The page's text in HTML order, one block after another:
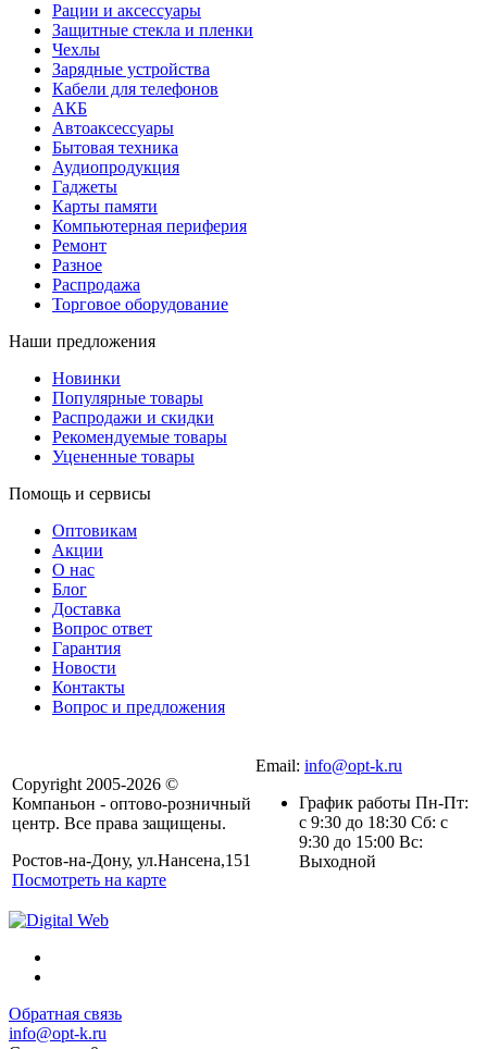
Рации и аксессуары
Защитные стекла и пленки
Чехлы
Зарядные устройства
Кабели для телефонов
АКБ
Автоаксессуары
Бытовая техника
Аудиопродукция
Гаджеты
Карты памяти
Компьютерная периферия
Ремонт
Разное
Распродажа
Торговое оборудование
Наши предложения
Новинки
Популярные товары
Распродажи и скидки
Рекомендуемые товары
Уцененные товары
Помощь и сервисы
Оптовикам
Акции
О нас
Блог
Доставка
Вопрос ответ
Гарантия
Новости
Контакты
Вопрос и предложения
Copyright 2005-2026 ©
Компаньон - оптово-розничный
центр. Все права защищены.
Ростов-на-Дону, ул.Нансена,151
Посмотреть на карте
Email: info@opt-k.ru
График работы Пн-Пт:
с 9:30 до 18:30 Сб: с
9:30 до 15:00 Вс:
Выходной
Обратная связь
info@opt-k.ru